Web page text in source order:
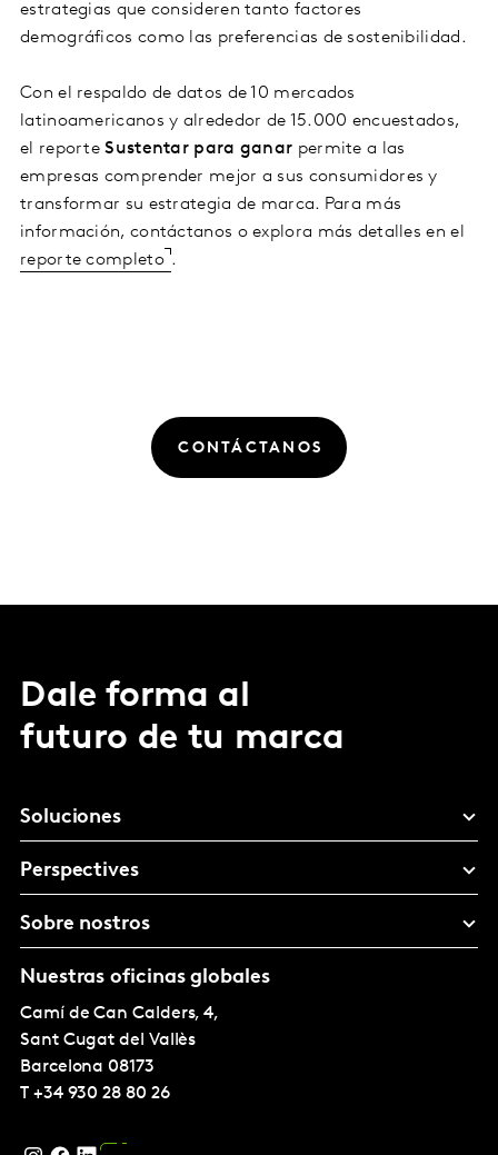
estrategias que consideren tanto factores
demográficos como las preferencias de sostenibilidad.
Con el respaldo de datos de 10 mercados
latinoamericanos y alrededor de 15.000 encuestados,
el reporteSustentar para ganar permite a las
empresas comprender mejor a sus consumidores y
transformar su estrategia de marca. Para más
información, contáctanos o explora más detalles en el
reporte completo .
CONTÁCTANOS
Dale forma al
futuro de tu marca
Soluciones
Perspectives
Sobre nostros
Nuestras oficinas globales
Camí de Can Calders, 4,
Sant Cugat del Vallès
Barcelona 08173
T +34 930 28 80 26